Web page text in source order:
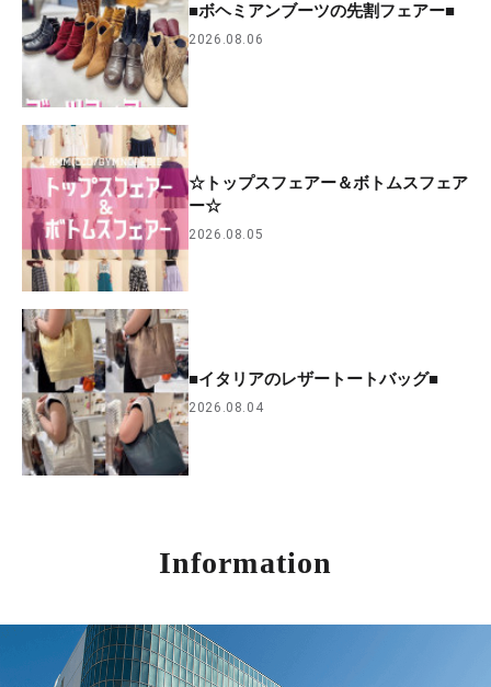
■ボヘミアンブーツの先割フェアー■
2026.08.06
☆トップスフェアー＆ボトムスフェア
ー☆
2026.08.05
■イタリアのレザートートバッグ■
2026.08.04
Information